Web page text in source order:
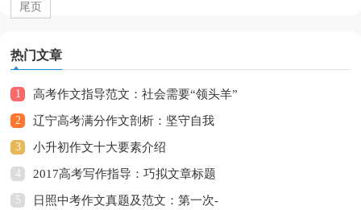
尾页
热门文章
1 高考作文指导范文：社会需要“领头羊”
2 辽宁高考满分作文剖析：坚守自我
3 小升初作文十大要素介绍
4 2017高考写作指导：巧拟文章标题
5 日照中考作文真题及范文：第一次-